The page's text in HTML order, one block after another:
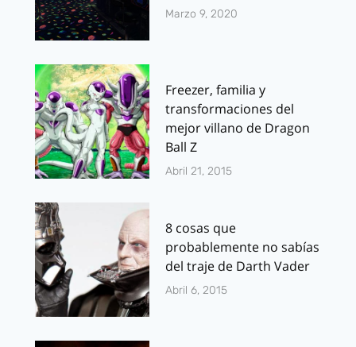
Marzo 9, 2020
Freezer, familia y
transformaciones del
mejor villano de Dragon
Ball Z
Abril 21, 2015
8 cosas que
probablemente no sabías
del traje de Darth Vader
Abril 6, 2015